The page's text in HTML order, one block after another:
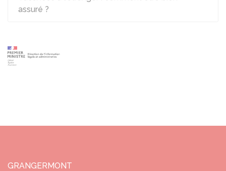
assuré ?
GRANGERMONT